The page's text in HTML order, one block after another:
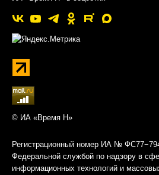
© ИА «Время Н»
Регистрационный номер ИА №
Федеральной службой по надзору в
информационных технологий и